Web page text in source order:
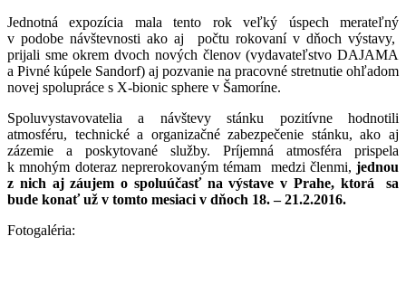
Jednotná expozícia mala tento rok veľký úspech merateľný
v podobe návštevnosti ako aj počtu rokovaní v dňoch výstavy,
prijali sme okrem dvoch nových členov (vydavateľstvo DAJAMA
a Pivné kúpele Sandorf) aj pozvanie na pracovné stretnutie ohľadom
novej spolupráce s X-bionic sphere v Šamoríne.
Spoluvystavovatelia a návštevy stánku pozitívne hodnotili
atmosféru, technické a organizačné zabezpečenie stánku, ako aj
zázemie a poskytované služby. Príjemná atmosféra prispela
k mnohým doteraz neprerokovaným témam medzi členmi, jednou
z nich aj záujem o spoluúčasť na výstave v Prahe, ktorá sa
bude konať už v tomto mesiaci v dňoch 18. – 21.2.2016.
Fotogaléria: